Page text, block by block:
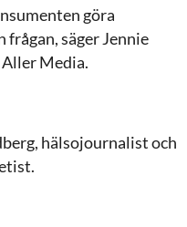
göra
frågan, säger Jennie
Media.
hälsojournalist och